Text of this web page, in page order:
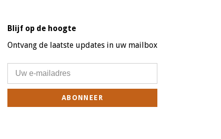
Blijf op de hoogte
Ontvang de laatste updates in uw mailbox
ABONNEER